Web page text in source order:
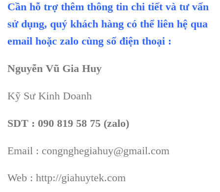
Cần hỗ trợ thêm thông tin chi tiết và tư vấn
sử dụng, quý khách hàng có thể liên hệ qua
email hoặc zalo cùng số điện thoại :
Nguyễn Vũ Gia Huy
Kỹ Sư Kinh Doanh
SDT : 090 819 58 75 (zalo)
Email : congnghegiahuy@gmail.com
Web : http://giahuytek.com